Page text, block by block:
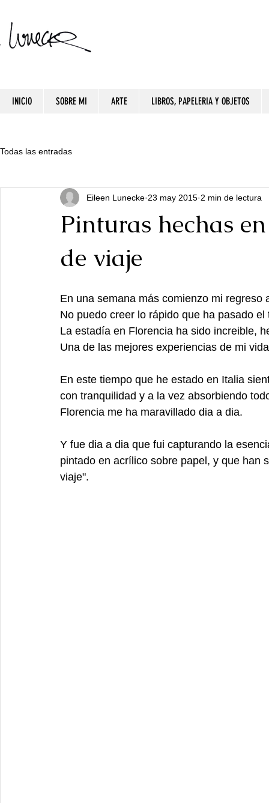
INICIO SOBRE MI ARTE LIBROS, PAPELERIA Y OBJETOS
Todas las entradas
Pinturas hechas
de viaje
Eileen Lunecke 23 may 2015 2 min de lectura
En una semana más comienzo mi regreso
No puedo creer lo rápido que ha pasado
La estadía en Florencia ha sido increible,
Una de las mejores experiencias de mi
En este tiempo que he estado en Italia
con tranquilidad y a la vez absorbiendo
Florencia me ha maravillado dia a dia.
Y fue dia a dia que fui capturando la
pintado en acrílico sobre papel, y que han
viaje".